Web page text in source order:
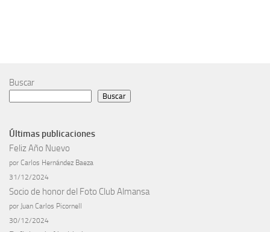
Buscar
Buscar
Últimas publicaciones
Feliz Año Nuevo
por Carlos Hernández Baeza
31/12/2024
Socio de honor del Foto Club Almansa
por Juan Carlos Picornell
30/12/2024